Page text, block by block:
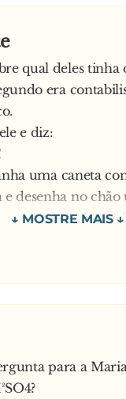
qual deles tinha
era
e diz:
uma caneta
desenha no
que o cão era
o seu cão e diz:
um frasco com
as bolachas em 4
cão:
litro de leite,
para a